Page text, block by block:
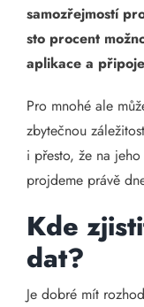
samozřejmostí
sto procent
aplikace a
Pro mnohé ale
zbytečnou
i přesto, že na
projdeme právě
Kde
dat?
Je dobré mít